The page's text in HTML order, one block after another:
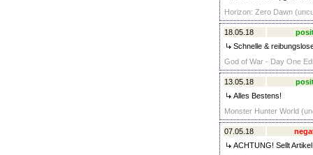
Horizon: Zero Dawn
18.05.18
Schnelle &
God of War - Day One
13.05.18
Alles Bestens!
Monster Hunter World
07.05.18
ACHTUNG! Sellt